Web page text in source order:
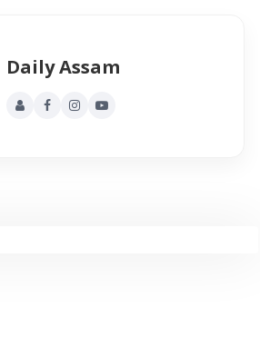
Daily Assam